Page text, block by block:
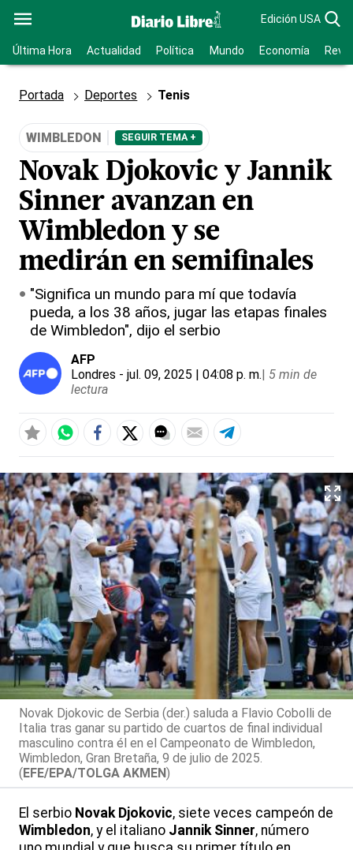
Edición USA
Última Hora Actualidad Política Mundo Economía
Portada Deportes Tenis
WIMBLEDON SEGUIR TEMA +
Novak Djokovic y Jannik
Sinner avanzan en
Wimbledon y se
medirán en semifinales
"Significa un mundo para mí que todavía
pueda, a los 38 años, jugar las etapas finales
de Wimbledon", dijo el serbio
AFP
Londres - jul. 09, 2025 | 04:08 p. m.| 5 min de
lectura
Novak Djokovic de Serbia (der.) saluda a Flavio Cobolli de
Italia tras ganar su partido de cuartos de final individual
masculino contra él en el Campeonato de Wimbledon,
Wimbledon, Gran Bretaña, 9 de julio de 2025.
(EFE/EPA/TOLGA AKMEN)
El serbio Novak Djokovic, siete veces campeón de
Wimbledon, y el italiano Jannik Sinner, número